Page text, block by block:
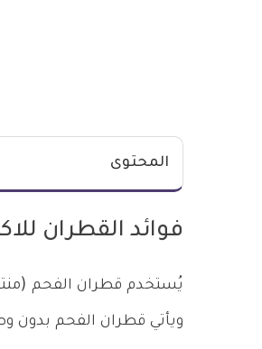
المحتوى
فوائد القطران
يُستخدم قطران الفحم
ويأتي قطران الفحم بدون